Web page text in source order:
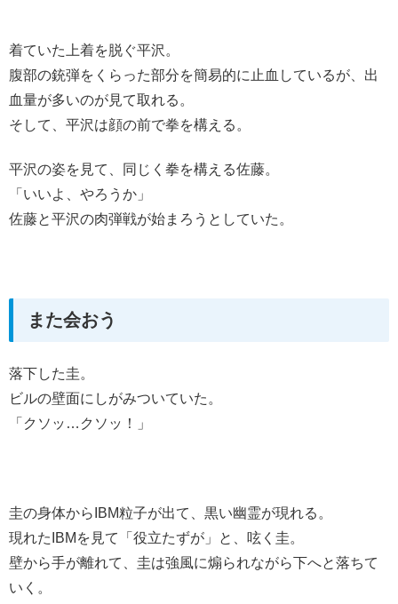
着ていた上着を脱ぐ平沢。
腹部の銃弾をくらった部分を簡易的に止血しているが、出
血量が多いのが見て取れる。
そして、平沢は顔の前で拳を構える。
平沢の姿を見て、同じく拳を構える佐藤。
「いいよ、やろうか」
佐藤と平沢の肉弾戦が始まろうとしていた。
また会おう
落下した圭。
ビルの壁面にしがみついていた。
「クソッ…クソッ！」
圭の身体からIBM粒子が出て、黒い幽霊が現れる。
現れたIBMを見て「役立たずが」と、呟く圭。
壁から手が離れて、圭は強風に煽られながら下へと落ちて
いく。